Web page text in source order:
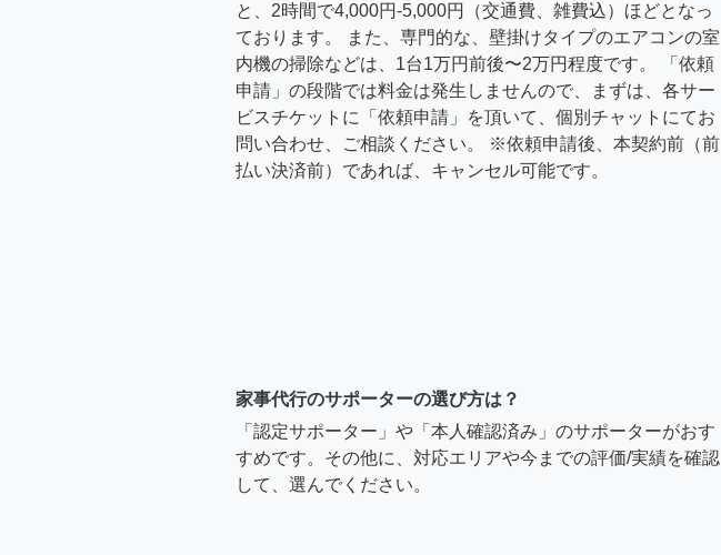
と、2時間で4,000円-5,000円（交通費、雑費込）ほどとなっ
ております。 また、専門的な、壁掛けタイプのエアコンの室
内機の掃除などは、1台1万円前後〜2万円程度です。 「依頼
申請」の段階では料金は発生しませんので、まずは、各サー
ビスチケットに「依頼申請」を頂いて、個別チャットにてお
問い合わせ、ご相談ください。 ※依頼申請後、本契約前（前
払い決済前）であれば、キャンセル可能です。
家事代行のサポーターの選び方は？
「認定サポーター」や「本人確認済み」のサポーターがおす
すめです。その他に、対応エリアや今までの評価/実績を確認
して、選んでください。